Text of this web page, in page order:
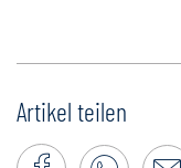
Artikel teilen